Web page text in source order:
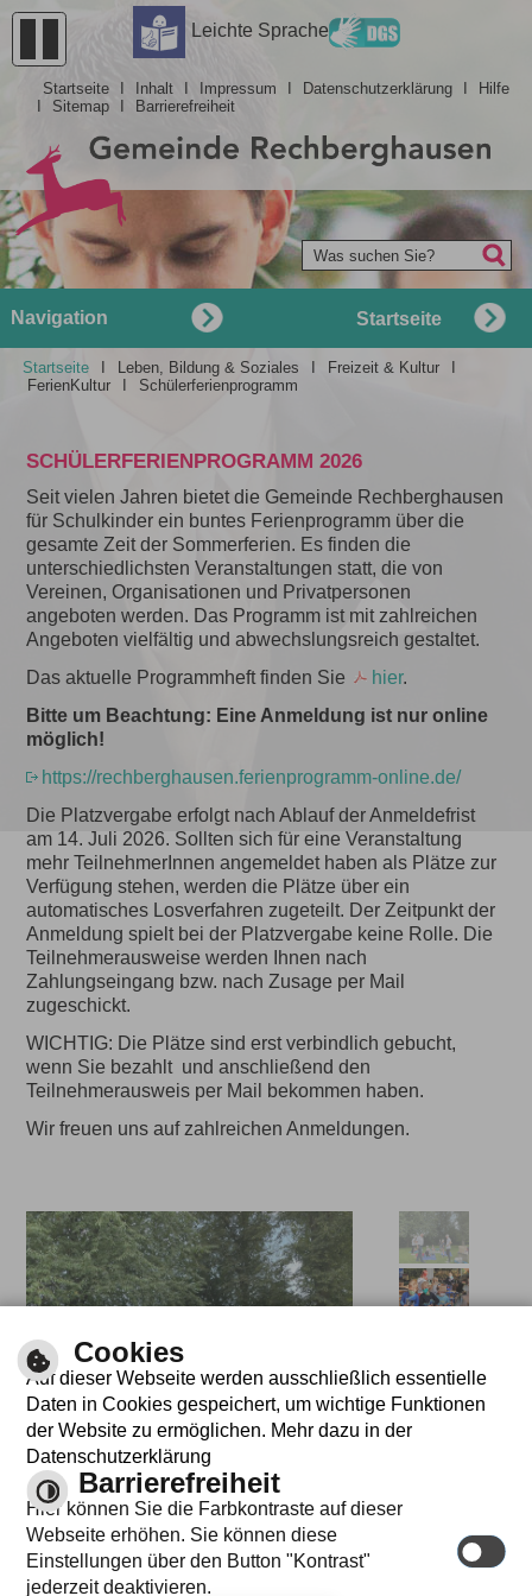
Barrierefreiheit
Leichte Sprache
Startseite Inhalt Impressum Datenschutzerklärung
Hilfe
Sitemap Barrierefreiheit
Was suchen Sie?
Startseite
Navigation
Startseite Leben, Bildung & Soziales Freizeit & Kultur
FerienKultur
Schülerferienprogramm
SCHÜLERFERIENPROGRAMM 2026
Seit vielen Jahren bietet die Gemeinde Rechberghausen
für Schulkinder ein buntes Ferienprogramm über die
gesamte Zeit der Sommerferien. Es finden die
unterschiedlichsten Veranstaltungen statt, die von
Vereinen, Organisationen und Privatpersonen
angeboten werden. Das Programm ist mit zahlreichen
Angeboten vielfältig und abwechslungsreich gestaltet.
Das aktuelle Programmheft finden Sie
hier.
Bitte um Beachtung: Eine Anmeldung ist nur online
möglich!
https://rechberghausen.ferienprogramm-online.de/
Die Platzvergabe erfolgt nach Ablauf der Anmeldefrist
am 14. Juli 2026. Sollten sich für eine Veranstaltung
mehr TeilnehmerInnen angemeldet haben als Plätze zur
Verfügung stehen, werden die Plätze über ein
automatisches Losverfahren zugeteilt. Der Zeitpunkt der
Anmeldung spielt bei der Platzvergabe keine Rolle. Die
Teilnehmerausweise werden Ihnen nach
Zahlungseingang bzw. nach Zusage per Mail
zugeschickt.
WICHTIG: Die Plätze sind erst verbindlich gebucht,
wenn Sie bezahlt und anschließend den
Teilnehmerausweis per Mail bekommen haben.
Wir freuen uns auf zahlreichen Anmeldungen.
INFO
Cookies
Auf dieser Webseite werden ausschließlich essentielle
Daten in Cookies gespeichert, um wichtige Funktionen
der Website zu ermöglichen. Mehr dazu in der
Datenschutzerklärung
Barrierefreiheit
Hier können Sie die Farbkontraste auf dieser
Webseite erhöhen. Sie können diese
Einstellungen über den Button "Kontrast"
jederzeit deaktivieren.